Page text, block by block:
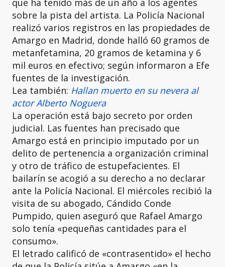
que ha tenido más de un año a los agentes
sobre la pista del artista. La Policía Nacional
realizó varios registros en las propiedades de
Amargo en Madrid, donde halló 60 gramos de
metanfetamina, 20 gramos de ketamina y 6
mil euros en efectivo; según informaron a Efe
fuentes de la investigación.
Lea también: Hallan muerto en su nevera al
actor Alberto Noguera
La operación está bajo secreto por orden
judicial. Las fuentes han precisado que
Amargo está en principio imputado por un
delito de pertenencia a organización criminal
y otro de tráfico de estupefacientes. El
bailarín se acogió a su derecho a no declarar
ante la Policía Nacional. El miércoles recibió la
visita de su abogado, Cándido Conde
Pumpido, quien aseguró que Rafael Amargo
solo tenía «pequeñas cantidades para el
consumo».
El letrado calificó de «contrasentido» el hecho